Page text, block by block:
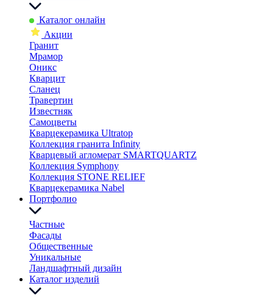
Каталог онлайн
Акции
Гранит
Мрамор
Оникс
Кварцит
Сланец
Травертин
Известняк
Самоцветы
Кварцекерамика Ultratop
Коллекция гранита Infinity
Кварцевый агломерат SMARTQUARTZ
Коллекция Symphony
Коллекция STONE RELIEF
Кварцекерамика Nabel
Портфолио
Частные
Фасады
Общественные
Уникальные
Ландшафтный дизайн
Каталог изделий